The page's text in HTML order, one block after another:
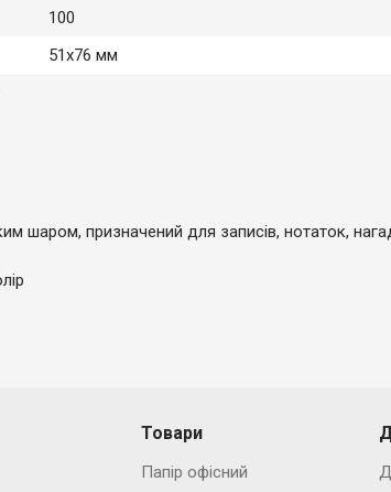
100
51х76 мм
шаром, призначений для записів, нотаток,
Товари
Папір офісний